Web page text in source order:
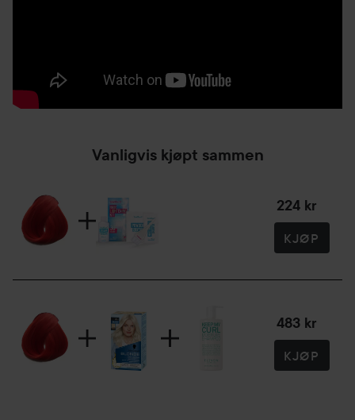
Bruk vaselin eller en annen fet salve ved hårlinjen for
Bruk ikke balsam før du skal farge håret.
avhengig av hårtype og opprinnelige hårfarge.
Obs! Silver og White Toner er kun for bruk på allerede
de øvrige Directionsfargene for å skape lysere nyanser.
88 ml
Vanligvis kjøpt sammen
224 kr
KJØP
483 kr
KJØP